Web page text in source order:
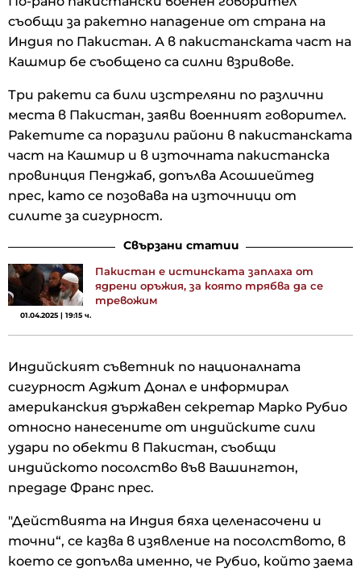
съобщи за ракетно нападение от страна на
Индия по Пакистан. А в пакистанската част на
Кашмир бе съобщено са силни взривове.
Три ракети са били изстреляни по различни
места в Пакистан, заяви военният говорител.
Ракетите са поразили райони в пакистанската
част на Кашмир и в източната пакистанска
провинция Пенджаб, допълва Асошиейтед
прес, като се позовава на източници от
силите за сигурност.
Свързани статии
Пакистан е истинската заплаха от
ядрени оръжия, за която трябва да се
тревожим
01.04.2025 | 19:15 ч.
Индийският съветник по националната
сигурност Аджит Донал е информирал
американския държавен секретар Марко Рубио
относно нанесените от индийските сили
удари по обекти в Пакистан, съобщи
индийското посолство във Вашингтон,
предаде Франс прес.
"Действията на Индия бяха целенасочени и
точни“, се казва в изявление на посолството, в
което се допълва именно, че Рубио, който заема